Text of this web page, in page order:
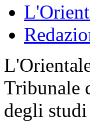
Tribunale
degli